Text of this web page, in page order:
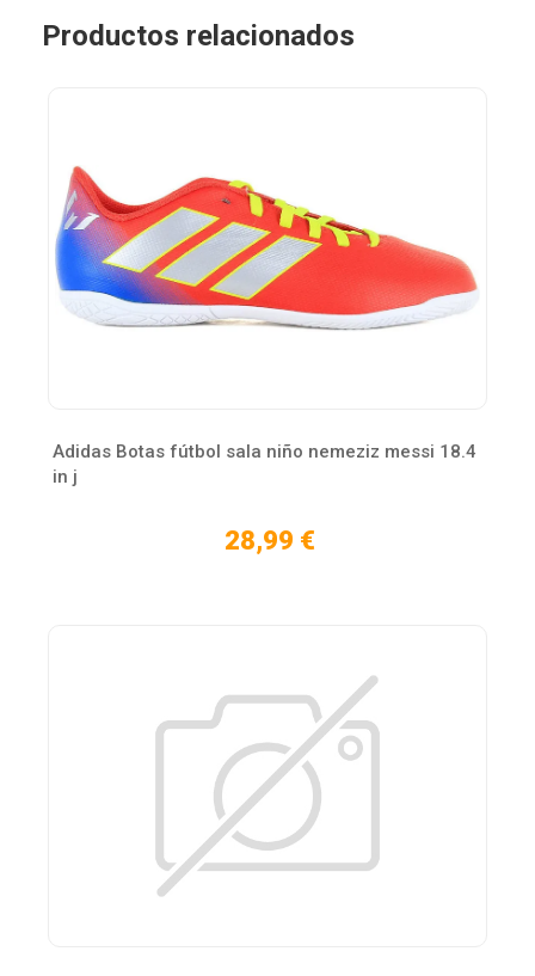
Productos relacionados
Adidas Botas fútbol sala niño nemeziz messi 18.4
in j
28,99 €